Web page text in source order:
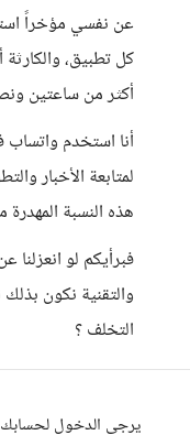
عن نفسي مؤخراً
كل تطبيق،
أكثر من ساعتين
أنا استخدم واتساب
لمتابعة الأخبار
هذه النسبة
فبرأيكم لو انعزلنا
والتقنية نكون
التخلف ؟
يرجى الدخول